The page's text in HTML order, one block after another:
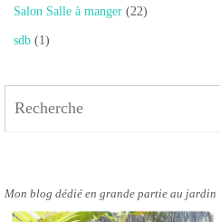
Salon Salle à manger (22)
sdb (1)
Mon blog dédié en grande partie au jardin